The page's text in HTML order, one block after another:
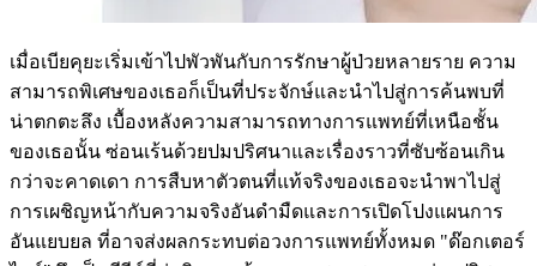
เมื่อเบียคุยะเริ่มเข้าไปพัวพันกับการรักษาผู้ป่วยหลายราย ความ
สามารถพิเศษของเธอก็เป็นที่ประจักษ์และนำไปสู่การค้นพบที่
น่าตกตะลึง เบื้องหลังความสามารถทางการแพทย์ที่เหนือชั้น
ของเธอนั้น ซ่อนเร้นด้วยปมปริศนาและเรื่องราวที่ซับซ้อนเกิน
กว่าจะคาดเดา การสืบหาตัวตนที่แท้จริงของเธอจะนำพาไปสู่
การเผชิญหน้ากับความจริงอันดำมืดและการเปิดโปงแผนการ
อันแยบยล ที่อาจส่งผลกระทบต่อวงการแพทย์ทั้งหมด "ด๊อกเตอร์